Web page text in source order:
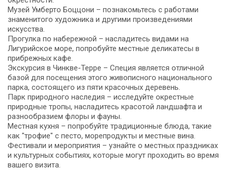
Музей Умберто Боццони – познакомьтесь с работами
знаменитого художника и другими произведениями
искусства.
Прогулка по набережной – насладитесь видами на
Лигурийское море, попробуйте местные деликатесы в
прибрежных кафе.
Экскурсия в Чинкве-Терре – Специя является отличной
базой для посещения этого живописного национального
парка, состоящего из пяти красочных деревень.
Парк природного наследия – исследуйте окрестные
природные тропы, насладитесь красотой ландшафта и
разнообразием флоры и фауны.
Местная кухня – попробуйте традиционные блюда, такие
как "трофие" с песто, морепродукты и местные вина.
Фестивали и мероприятия – узнайте о местных праздниках
и культурных событиях, которые могут проходить во время
вашего визита.